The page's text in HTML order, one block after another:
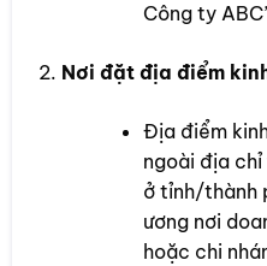
Công ty
Nơi đặt địa điểm
Địa điểm
ngoài địa
ở tỉnh/thành
ương nơi
hoặc chi